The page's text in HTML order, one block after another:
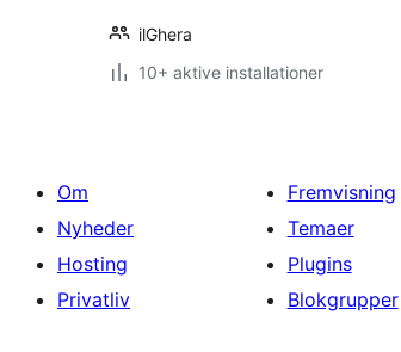
ilGhera
10+ aktive installationer
Om
Nyheder
Hosting
Privatliv
Fremvisning
Temaer
Plugins
Blokgrupper